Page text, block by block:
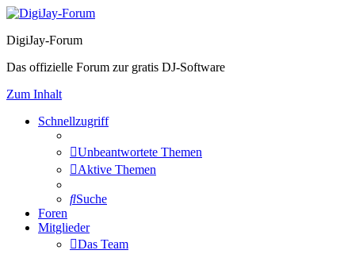
DigiJay-Forum
Das offizielle Forum zur gratis DJ-Software
Zum Inhalt
Schnellzugriff
Unbeantwortete Themen
Aktive Themen
Suche
Foren
Mitglieder
Das Team